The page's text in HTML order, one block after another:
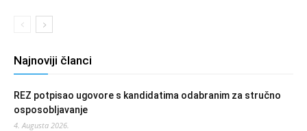
Najnoviji članci
REZ potpisao ugovore s kandidatima odabranim za stručno
osposobljavanje
4. Augusta 2026.